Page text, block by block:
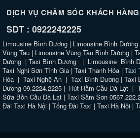
DỊCH VỤ CHĂM SÓC KHÁCH HÀNG
SDT : 0922242225
Limousine Bình Dương | Limousine Bình Dương
Vũng Tàu | Limousine Vũng Tàu Bình Dương |
Dương | Taxi Bình Dương | Limousine Bình
Taxi Nghi Sơn Tĩnh Gia | Taxi Thanh Hóa | Taxi
Hóa | Taxi Nghệ An | Taxi Bình Dương | Taxi
Dương 09.2224.2225 | Hút Hầm Cầu Đà Lạt |
Sữa Bồn Cầu Đà Lạt | Taxi Sầm Sơn
Đài Taxi Hà Nội | Tổng Đài Taxi | Taxi Hà Nội |